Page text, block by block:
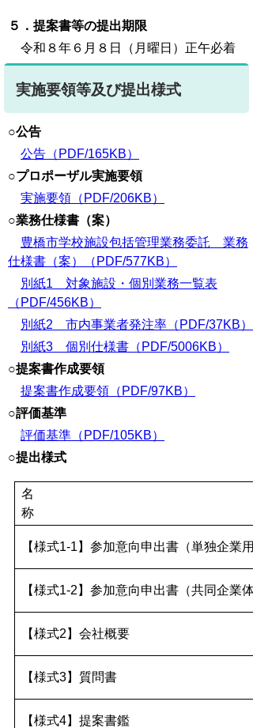
５．提案書等の提出期限
令和８年６月８日（月曜日）正午必着
実施要領等及び提出様式
○公告
公告（PDF/165KB）
○プロポーザル実施要領
実施要領（PDF/206KB）
○業務仕様書（案）
豊橋市学校施設包括管理業務委託 業務
仕様書（案）（PDF/577KB）
別紙1 対象施設・個別業務一覧表
（PDF/456KB）
別紙2 市内事業者発注率（PDF/37KB）
別紙3 個別仕様書（PDF/5006KB）
○提案書作成要領
提案書作成要領（PDF/97KB）
○評価基準
評価基準（PDF/105KB）
○提出様式
名
【様式1-1】参加意向申出書（単独企業用
【様式1-2】参加意向申出書（共同
【様式2】会社概要
【様式3】質問書
【様式4】提案書鑑